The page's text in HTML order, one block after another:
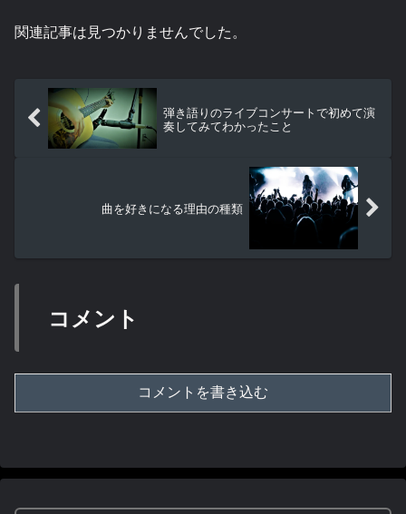
関連記事は見つかりませんでした。
弾き語りのライブコンサートで初めて演
奏してみてわかったこと
曲を好きになる理由の種類
コメント
コメントを書き込む